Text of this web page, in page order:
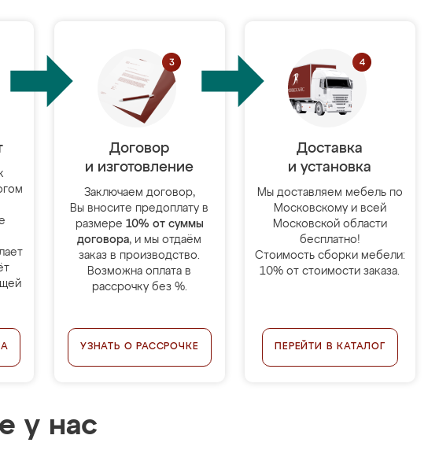
Договор
и изготовление
Заключаем договор,
Вы вносите предоплату в
размере 10% от суммы
договора, и мы отдаём
заказ в производство.
Возможна оплата в
рассрочку без %.
УЗНАТЬ О РАССРОЧКЕ
Доставка
и установка
Мы доставляем мебель по
Московскому и всей
Московской области
бесплатно!
Стоимость сборки мебели:
10% от стоимости заказа.
ПЕРЕЙТИ В КАТАЛОГ
у нас